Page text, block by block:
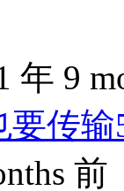
年 9
传
前